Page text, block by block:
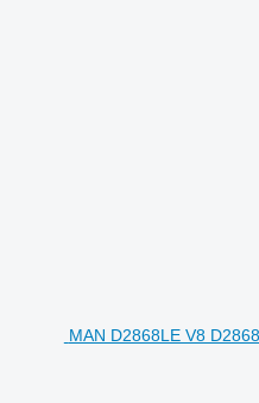
MAN D2868LE V8